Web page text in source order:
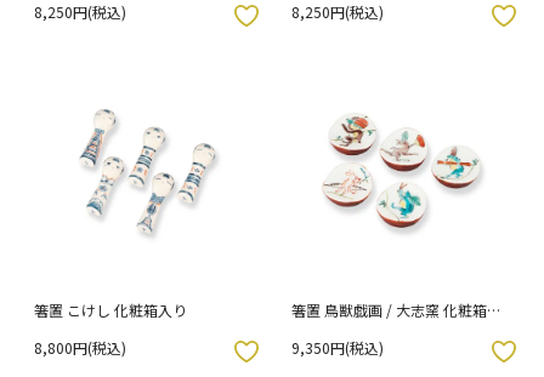
8,250円(税込) 8,250円(税込)
お気に入りボタン
箸置 こけし 化粧箱入り
8,800円(税込)
箸置 鳥獣戯画 / 大志窯 化粧箱入
9,350円(税込)
お気に入りボタン